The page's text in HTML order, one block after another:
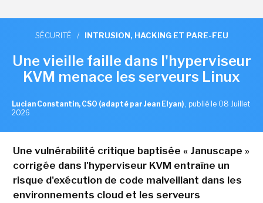
SÉCURITÉ / INTRUSION, HACKING ET PARE-FEU
Une vieille faille dans l'hyperviseur
KVM menace les serveurs Linux
Lucian Constantin, CSO (adapté par Jean Elyan) , publié le 08 Juillet
2026
Une vulnérabilité critique baptisée « Januscape »
corrigée dans l'hyperviseur KVM entraîne un
risque d'exécution de code malveillant dans les
environnements cloud et les serveurs